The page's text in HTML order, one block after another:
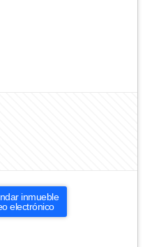
inmueble
electrónico